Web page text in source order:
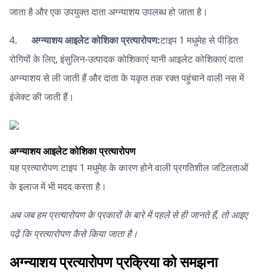
जाता है और एक उपयुक्त दाता अग्न्याशय उपलब्ध हो जाता है।
4. अग्न्याशय आइलेट कोशिका प्रत्यारोपण:टाइप 1 मधुमेह से पीड़ित
रोगियों के लिए, इंसुलिन-उत्पादक कोशिकाएं यानी आइलेट कोशिकाएं दाता
अग्न्याशय से ली जाती हैं और दाता के यकृत तक रक्त पहुंचाने वाली नस में
इंजेक्ट की जाती हैं।
अग्न्याशय आइलेट कोशिका प्रत्यारोपण
यह प्रत्यारोपण टाइप 1 मधुमेह के कारण होने वाली प्रगतिशील जटिलताओं
के इलाज में भी मदद करता है।
अब जब हम प्रत्यारोपण के प्रकारों के बारे में पहले से ही जानते हैं, तो आइए
पढ़ें कि प्रत्यारोपण कैसे किया जाता है।
अग्न्याशय प्रत्यारोपण प्रक्रिया को समझना